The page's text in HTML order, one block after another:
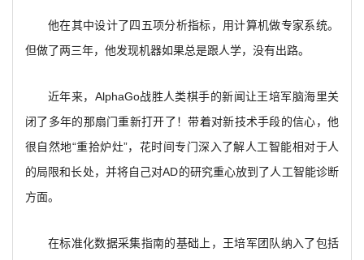
他在其中设计了四五项分析指标，用计算机做专家系统。
但做了两三年，他发现机器如果总是跟人学，没有出路。
近年来，AlphaGo战胜人类棋手的新闻让王培军脑海里关
闭了多年的那扇门重新打开了！带着对新技术手段的信心，他
很自然地“重拾炉灶”，花时间专门深入了解人工智能相对于人
的局限和长处，并将自己对AD的研究重心放到了人工智能诊断
方面。
在标准化数据采集指南的基础上，王培军团队纳入了包括